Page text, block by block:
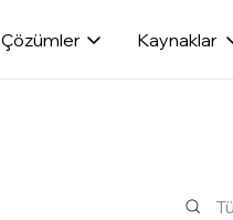
Çözümler Kaynaklar